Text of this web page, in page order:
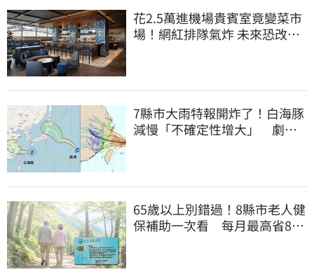
花2.5萬進機場貴賓室竟變菜市
場！網紅排隊氣炸 未來恐改動
7縣市大雨特報開炸了！白海豚
減慢「不確定性增大」 劇烈
65歲以上別錯過！8縣市老人健
保補助一次看 每月最高省826